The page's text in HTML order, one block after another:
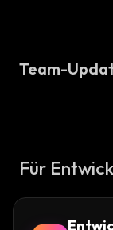
Team-
Für